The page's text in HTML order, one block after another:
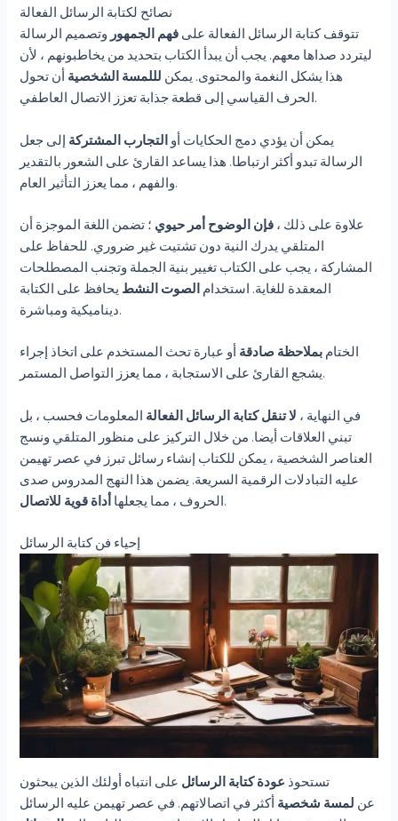
نصائح لكتابة الرسائل الفعالة
تتوقف كتابة الرسائل الفعالة على فهم الجمهور وتصميم الرسالة
ليتردد صداها معهم. يجب أن يبدأ الكتاب بتحديد من يخاطبونهم ، لأن
هذا يشكل النغمة والمحتوى. يمكن لللمسة الشخصية أن تحول
الحرف القياسي إلى قطعة جذابة تعزز الاتصال العاطفي.
يمكن أن يؤدي دمج الحكايات أو التجارب المشتركة إلى جعل
الرسالة تبدو أكثر ارتباطا. هذا يساعد القارئ على الشعور بالتقدير
والفهم ، مما يعزز التأثير العام.
علاوة على ذلك ، فإن الوضوح أمر حيوي ؛ تضمن اللغة الموجزة أن
المتلقي يدرك النية دون تشتيت غير ضروري. للحفاظ على
المشاركة ، يجب على الكتاب تغيير بنية الجملة وتجنب المصطلحات
المعقدة للغاية. استخدام الصوت النشط يحافظ على الكتابة
ديناميكية ومباشرة.
الختام بملاحظة صادقة أو عبارة تحث المستخدم على اتخاذ إجراء
يشجع القارئ على الاستجابة ، مما يعزز التواصل المستمر.
في النهاية ، لا تنقل كتابة الرسائل الفعالة المعلومات فحسب ، بل
تبني العلاقات أيضا. من خلال التركيز على منظور المتلقي ونسج
العناصر الشخصية ، يمكن للكتاب إنشاء رسائل تبرز في عصر تهيمن
عليه التبادلات الرقمية السريعة. يضمن هذا النهج المدروس صدى
الحروف ، مما يجعلها أداة قوية للاتصال .
إحياء فن كتابة الرسائل
تستحوذ عودة كتابة الرسائل على انتباه أولئك الذين يبحثون
عن لمسة شخصية أكثر في اتصالاتهم. في عصر تهيمن عليه الرسائل